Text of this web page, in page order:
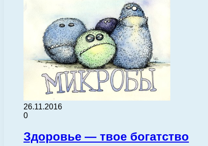
26.11.2016
0
Здоровье — твое богатство